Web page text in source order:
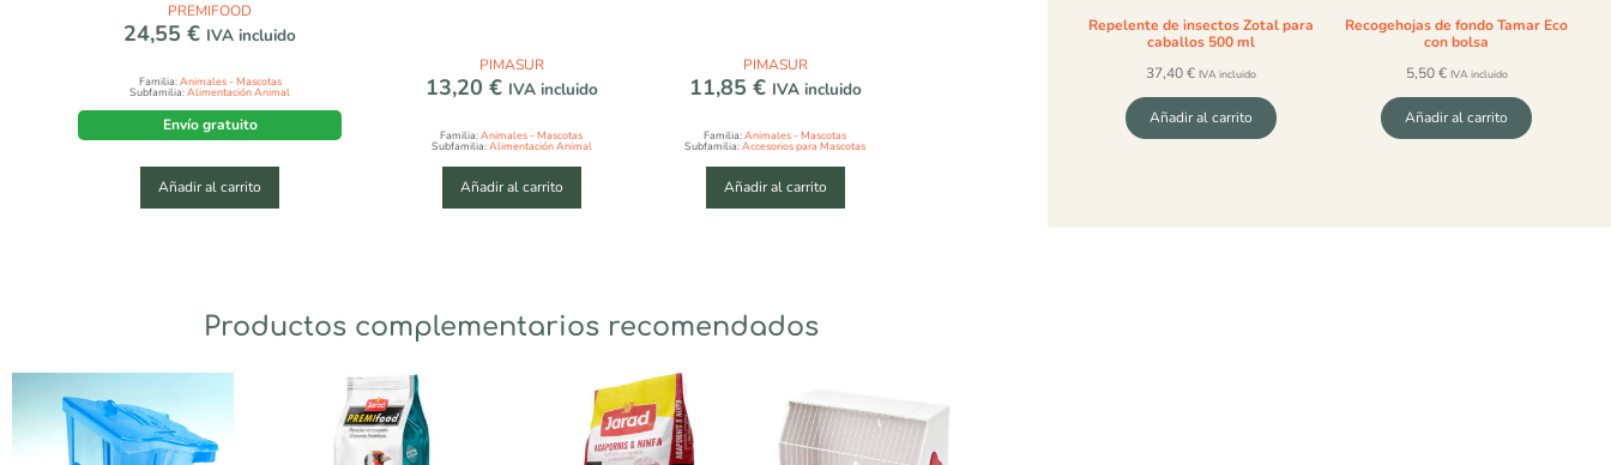
PREMIFOOD
24,55€ IVA incluido
Familia:Animales - Mascotas
Subfamilia:Alimentación Animal
Envío gratuito
Añadir al carrito
PIMASUR
13,20 € IVA incluido
Familia:Animales - Mascotas
Subfamilia:Alimentación Animal
Añadir al carrito
PIMASUR
11,85 € IVA incluido
Familia:Animales - Mascotas
Subfamilia:Accesorios para Mascotas
Añadir al carrito
Productos complementarios recomendados
Repelente de insectos Zotal para
caballos 500 ml
37,40€ IVA incluido
Añadir al carrito
Recogehojas de fondo Tamar Eco
con bolsa
5,50€ IVA incluido
Añadir al carrito